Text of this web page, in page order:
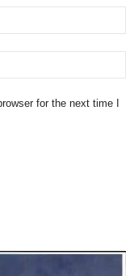
for the next time I